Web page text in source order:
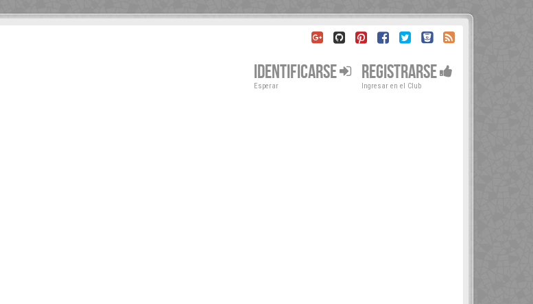
IDENTIFICARSE
Esperar
REGISTRARSE
Ingresar en el Club